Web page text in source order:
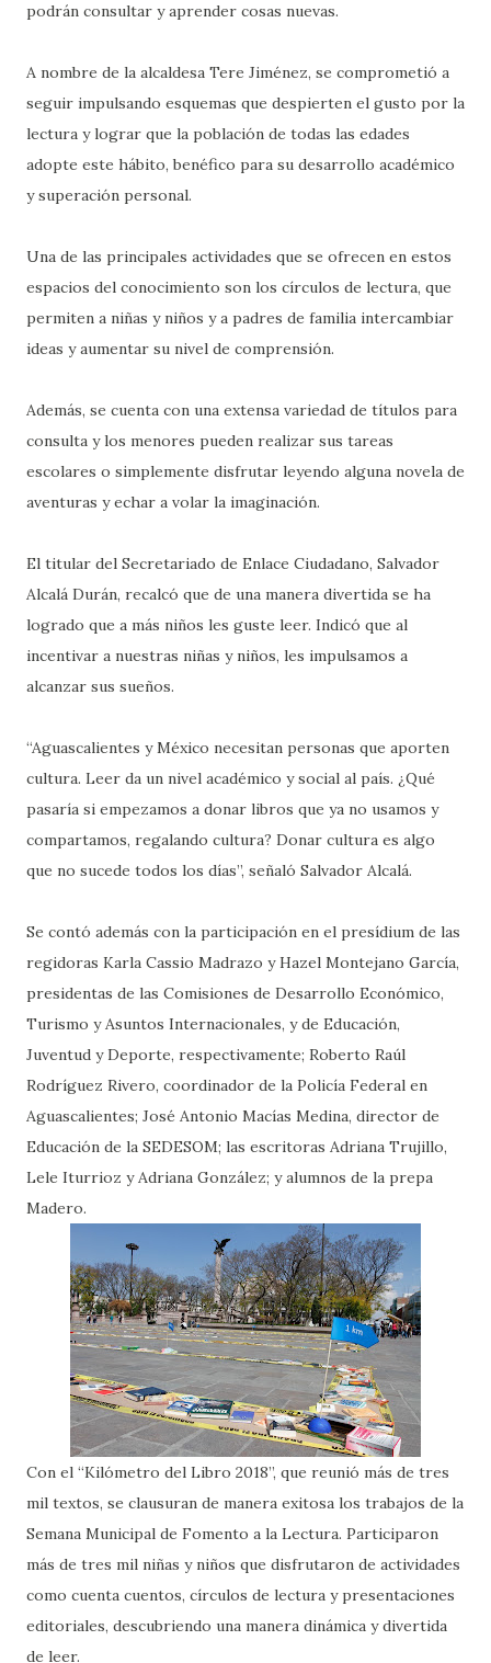
podrán consultar y aprender cosas nuevas.
A nombre de la alcaldesa Tere Jiménez, se comprometió a
seguir impulsando esquemas que despierten el gusto por la
lectura y lograr que la población de todas las edades
adopte este hábito, benéfico para su desarrollo académico
y superación personal.
Una de las principales actividades que se ofrecen en estos
espacios del conocimiento son los círculos de lectura, que
permiten a niñas y niños y a padres de familia intercambiar
ideas y aumentar su nivel de comprensión.
Además, se cuenta con una extensa variedad de títulos para
consulta y los menores pueden realizar sus tareas
escolares o simplemente disfrutar leyendo alguna novela de
aventuras y echar a volar la imaginación.
El titular del Secretariado de Enlace Ciudadano, Salvador
Alcalá Durán, recalcó que de una manera divertida se ha
logrado que a más niños les guste leer. Indicó que al
incentivar a nuestras niñas y niños, les impulsamos a
alcanzar sus sueños.
“Aguascalientes y México necesitan personas que aporten
cultura. Leer da un nivel académico y social al país. ¿Qué
pasaría si empezamos a donar libros que ya no usamos y
compartamos, regalando cultura? Donar cultura es algo
que no sucede todos los días”, señaló Salvador Alcalá.
Se contó además con la participación en el presídium de las
regidoras Karla Cassio Madrazo y Hazel Montejano García,
presidentas de las Comisiones de Desarrollo Económico,
Turismo y Asuntos Internacionales, y de Educación,
Juventud y Deporte, respectivamente; Roberto Raúl
Rodríguez Rivero, coordinador de la Policía Federal en
Aguascalientes; José Antonio Macías Medina, director de
Educación de la SEDESOM; las escritoras Adriana Trujillo,
Lele Iturrioz y Adriana González; y alumnos de la prepa
Madero.
Con el “Kilómetro del Libro 2018”, que reunió más de tres
mil textos, se clausuran de manera exitosa los trabajos de la
Semana Municipal de Fomento a la Lectura. Participaron
más de tres mil niñas y niños que disfrutaron de actividades
como cuenta cuentos, círculos de lectura y presentaciones
editoriales, descubriendo una manera dinámica y divertida
de leer.